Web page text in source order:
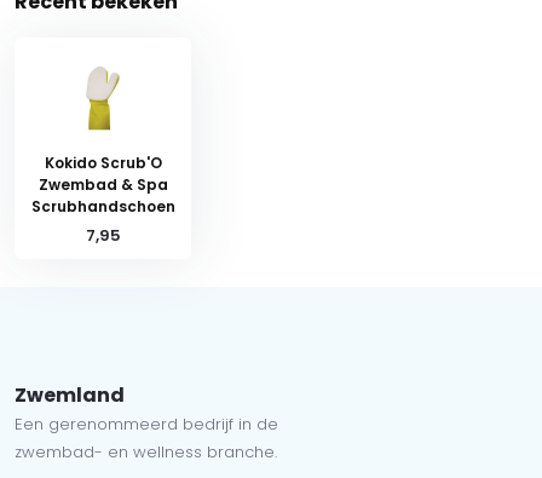
Kokido Scrub'O
Zwembad & Spa
Scrubhandschoen
7,95
Zwemland
Een gerenommeerd bedrijf in de
zwembad- en wellness branche.